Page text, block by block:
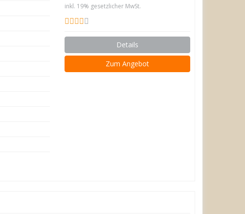
inkl. 19% gesetzlicher MwSt.
Details
Zum Angebot